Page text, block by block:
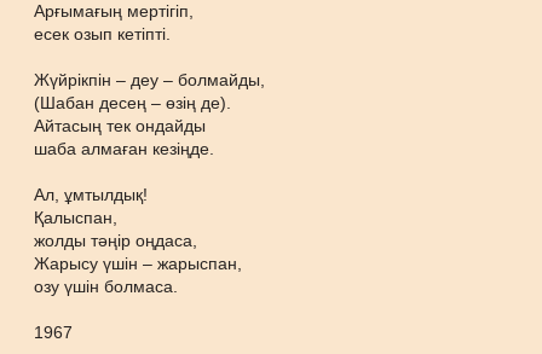
Арғымағың мертігіп,
есек озып кетіпті.
Жүйрікпін – деу – болмайды,
(Шабан десең – өзің де).
Айтасың тек ондайды
шаба алмаған кезіңде.
Ал, ұмтылдық!
Қалыспан,
жолды тәңір оңдаса,
Жарысу үшін – жарыспан,
озу үшін болмаса.
1967